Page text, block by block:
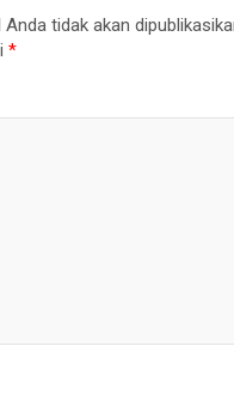
tidak akan
*